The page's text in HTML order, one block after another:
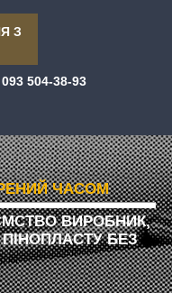
З
093 504-38-93
ЧАСОМ
ВИРОБНИК,
БЕЗ